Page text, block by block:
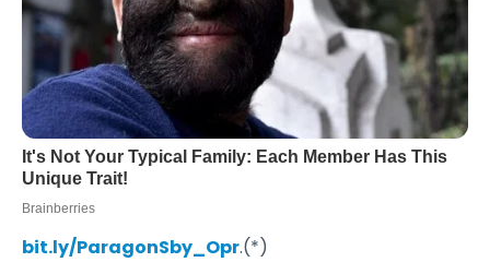
bit.ly/ParagonSby_Opr.(*)